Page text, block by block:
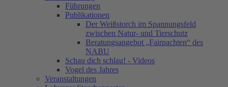
Führungen
Publikationen
Der Weißstorch im Spannungsfeld
zwischen Natur- und Tierschutz
Beratungsangebot „Fairpachten“ des
NABU
Schau dich schlau! - Videos
Vogel des Jahres
Veranstaltungen